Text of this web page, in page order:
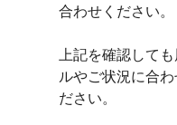
合わせください。
上記を確認して
ルやご状況に合
ださい。